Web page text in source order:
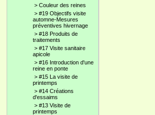
> Couleur des reines
> #19 Objectifs visite
automne-Mesures
préventives hivernage
> #18 Produits de
traitements
> #17 Visite sanitaire
apicole
> #16 Introduction d'une
reine en ponte
> #15 La visite de
printemps
> #14 Créations
d'essaims
> #13 Visite de
printemps